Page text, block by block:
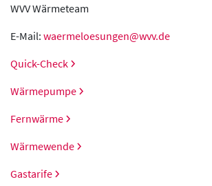
WVV Wärmeteam
E-Mail: waermeloesungen@wvv.de
Quick-Check
Wärmepumpe
Fernwärme
Wärmewende
Gastarife